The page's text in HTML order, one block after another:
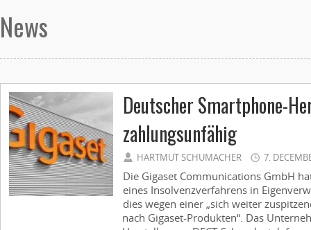
News
Deutscher Smartphone-
zahlungsunfähig
HARTMUT SCHUMACHER 7.
Die Gigaset Communications GmbH
eines Insolvenzverfahrens in
dies wegen einer „sich weiter
nach Gigaset-Produkten“. Das